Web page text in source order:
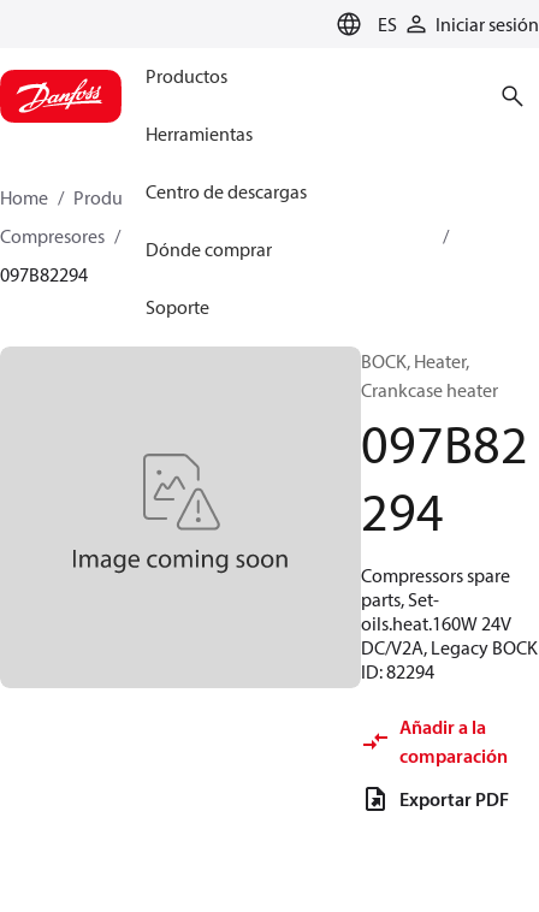
ES Iniciar sesión
Productos
Herramientas
Centro de descargas
Dónde comprar
Soporte
Home Productos
Climate Solutions for heating
Compresores
097B82294
BOCK, Heater,
Crankcase heater
097B82
294
Compressors spare
parts, Set-
oils.heat.160W 24V
DC/V2A, Legacy BOCK
ID: 82294
Añadir a la
comparación
Exportar PDF